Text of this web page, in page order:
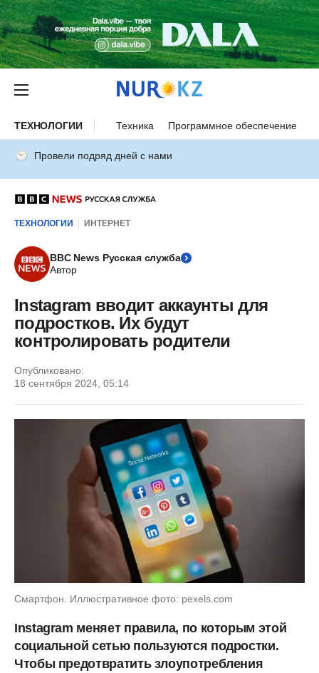
ТЕХНОЛОГИИ Техника Программное обеспечение
Провели подряд дней с нами
ТЕХНОЛОГИИ ИНТЕРНЕТ
BBC News Русская служба
Автор
Instagram вводит аккаунты для
подростков. Их будут
контролировать родители
Опубликовано:
18 сентября 2024, 05:14
Смартфон. Иллюстративное фото: pexels.com
Instagram меняет правила, по которым этой
социальной сетью пользуются подростки.
Чтобы предотвратить злоупотребления